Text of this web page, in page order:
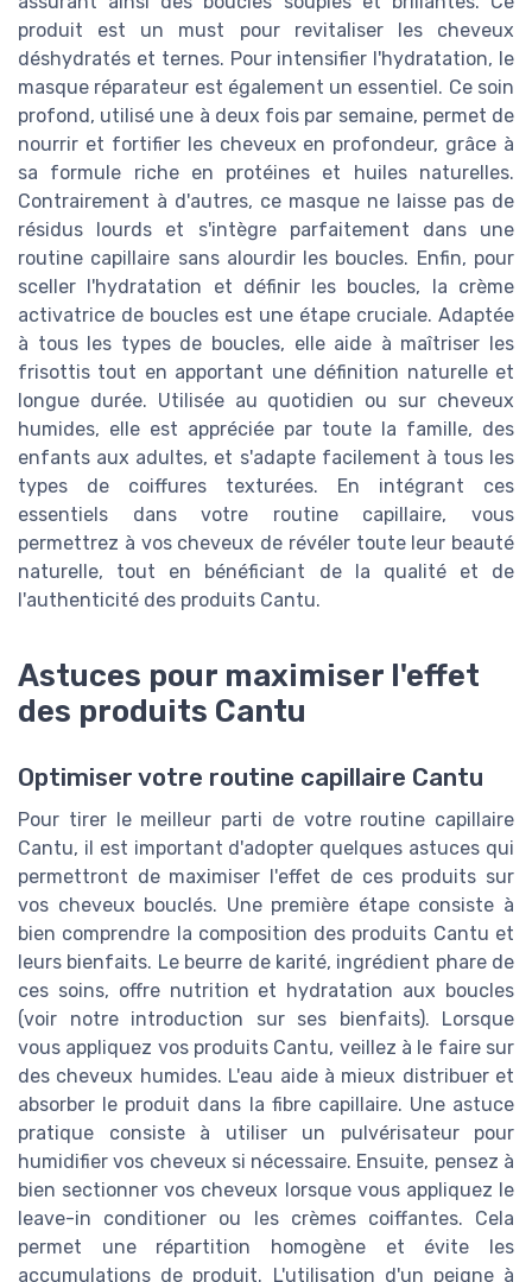
produit est un must pour revitaliser les cheveux
déshydratés et ternes. Pour intensifier l'hydratation, le
masque réparateur est également un essentiel. Ce soin
profond, utilisé une à deux fois par semaine, permet de
nourrir et fortifier les cheveux en profondeur, grâce à
sa formule riche en protéines et huiles naturelles.
Contrairement à d'autres, ce masque ne laisse pas de
résidus lourds et s'intègre parfaitement dans une
routine capillaire sans alourdir les boucles. Enfin, pour
sceller l'hydratation et définir les boucles, la crème
activatrice de boucles est une étape cruciale. Adaptée
à tous les types de boucles, elle aide à maîtriser les
frisottis tout en apportant une définition naturelle et
longue durée. Utilisée au quotidien ou sur cheveux
humides, elle est appréciée par toute la famille, des
enfants aux adultes, et s'adapte facilement à tous les
types de coiffures texturées. En intégrant ces
essentiels dans votre routine capillaire, vous
permettrez à vos cheveux de révéler toute leur beauté
naturelle, tout en bénéficiant de la qualité et de
l'authenticité des produits Cantu.
Astuces pour maximiser l'effet
des produits Cantu
Optimiser votre routine capillaire Cantu
Pour tirer le meilleur parti de votre routine capillaire
Cantu, il est important d'adopter quelques astuces qui
permettront de maximiser l'effet de ces produits sur
vos cheveux bouclés. Une première étape consiste à
bien comprendre la composition des produits Cantu et
leurs bienfaits. Le beurre de karité, ingrédient phare de
ces soins, offre nutrition et hydratation aux boucles
(voir notre introduction sur ses bienfaits). Lorsque
vous appliquez vos produits Cantu, veillez à le faire sur
des cheveux humides. L'eau aide à mieux distribuer et
absorber le produit dans la fibre capillaire. Une astuce
pratique consiste à utiliser un pulvérisateur pour
humidifier vos cheveux si nécessaire. Ensuite, pensez à
bien sectionner vos cheveux lorsque vous appliquez le
leave-in conditioner ou les crèmes coiffantes. Cela
permet une répartition homogène et évite les
accumulations de produit. L'utilisation d'un peigne à